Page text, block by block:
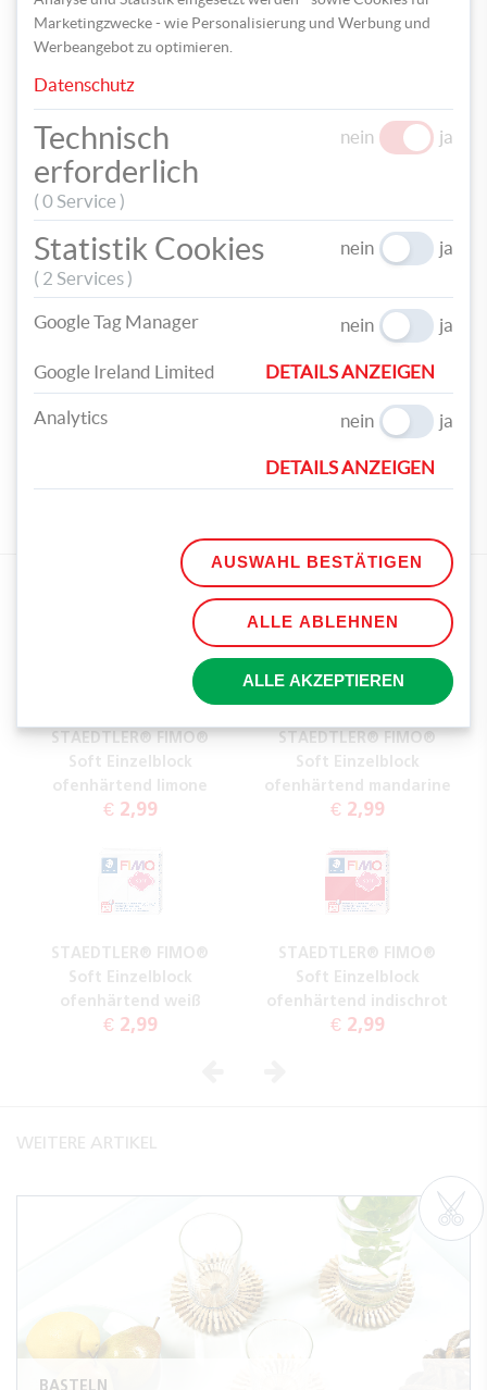
Schon hast du eine lustige Deko für den Osterstrauch.
TEILEN
OSTERN FRÜHLING BASTELN KAROTTEN
EMPFOHLENE PRODUKTE:
STAEDTLER® FIMO®
Soft Einzelblock
ofenhärtend limone
€ 2,99
STAEDTLER® FIMO®
Soft Einzelblock
ofenhärtend mandarine
€ 2,99
STAEDTLER® FIMO®
Soft Einzelblock
ofenhärtend weiß
€ 2,99
STAEDTLER® FIMO®
Soft Einzelblock
ofenhärtend indischrot
€ 2,99
WEITERE ARTIKEL
BASTELN
Marketingzwecke - wie Personalisierung und Werbung und
Werbeangebot zu optimieren.
Datenschutz
Technisch
erforderlich
( 0 Service )
nein ja
Statistik Cookies
( 2 Services )
nein ja
Google Tag Manager nein ja
Google Ireland Limited DETAILS ANZEIGEN
Analytics nein ja
DETAILS ANZEIGEN
AUSWAHL BESTÄTIGEN
ALLE ABLEHNEN
ALLE AKZEPTIEREN